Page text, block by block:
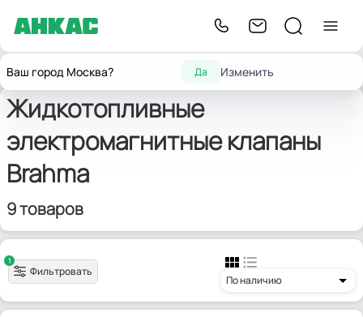
Ваш город Москва? Да Изменить
ГлавнаяЗапчасти для горелок Жидкотопливные э/м клапаны
Жидкотопливные
электромагнитные клапаны
Brahma
9 товаров
1
Фильтровать
По наличию